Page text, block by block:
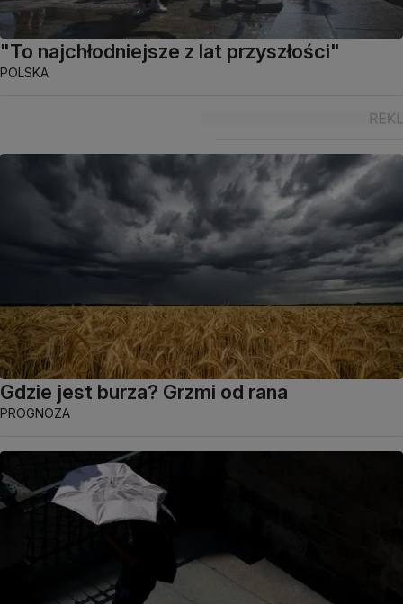
"To najchłodniejsze z lat przyszłości"
POLSKA
Gdzie jest burza? Grzmi od rana
PROGNOZA